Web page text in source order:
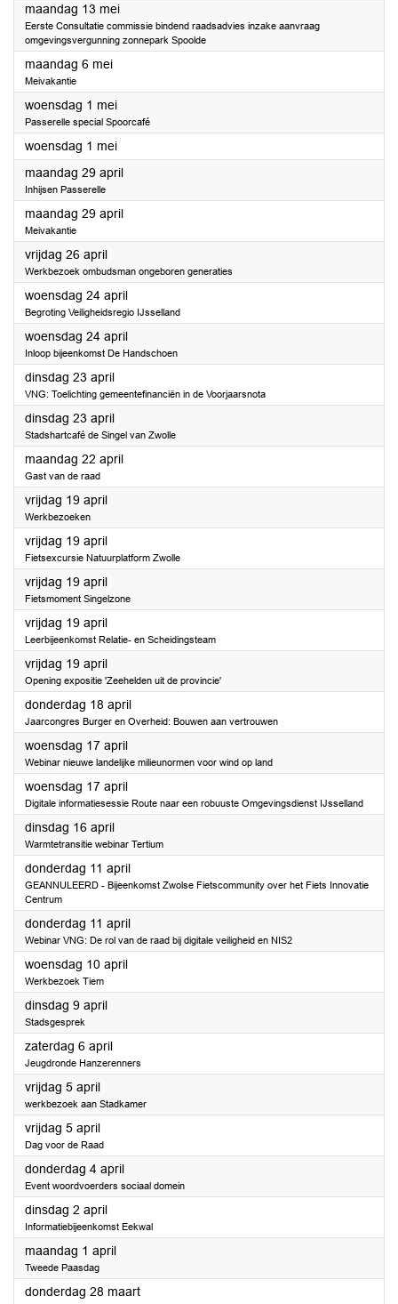
maandag 13 mei2024
Eerste Consultatie commissie bindend raadsadvies inzake aanvraag
omgevingsvergunning zonnepark Spoolde
maandag 6 mei2024
Meivakantie
woensdag 1 mei2024
Passerelle special Spoorcafé
woensdag 1 mei2024
maandag 29 april2024
Inhijsen Passerelle
maandag 29 april2024
Meivakantie
vrijdag 26 april2024
Werkbezoek ombudsman ongeboren generaties
woensdag 24 april2024
Begroting Veiligheidsregio IJsselland
woensdag 24 april2024
Inloop bijeenkomst De Handschoen
dinsdag 23 april2024
VNG: Toelichting gemeentefinanciën in de Voorjaarsnota
dinsdag 23 april2024
Stadshartcafé de Singel van Zwolle
maandag 22 april2024
Gast van de raad
vrijdag 19 april2024
Werkbezoeken
vrijdag 19 april2024
Fietsexcursie Natuurplatform Zwolle
vrijdag 19 april2024
Fietsmoment Singelzone
vrijdag 19 april2024
Leerbijeenkomst Relatie- en Scheidingsteam
vrijdag 19 april2024
Opening expositie 'Zeehelden uit de provincie'
donderdag 18 april2024
Jaarcongres Burger en Overheid: Bouwen aan vertrouwen
woensdag 17 april2024
Webinar nieuwe landelijke milieunormen voor wind op land
woensdag 17 april2024
Digitale informatiesessie Route naar een robuuste Omgevingsdienst IJsselland
dinsdag 16 april2024
Warmtetransitie webinar Tertium
donderdag 11 april2024
GEANNULEERD - Bijeenkomst Zwolse Fietscommunity over het Fiets Innovatie
Centrum
donderdag 11 april2024
Webinar VNG: De rol van de raad bij digitale veiligheid en NIS2
woensdag 10 april2024
Werkbezoek Tiem
dinsdag 9 april2024
Stadsgesprek
zaterdag 6 april2024
Jeugdronde Hanzerenners
vrijdag 5 april2024
werkbezoek aan Stadkamer
vrijdag 5 april2024
Dag voor de Raad
donderdag 4 april2024
Event woordvoerders sociaal domein
dinsdag 2 april2024
Informatiebijeenkomst Eekwal
maandag 1 april2024
Tweede Paasdag
donderdag 28 maart2024